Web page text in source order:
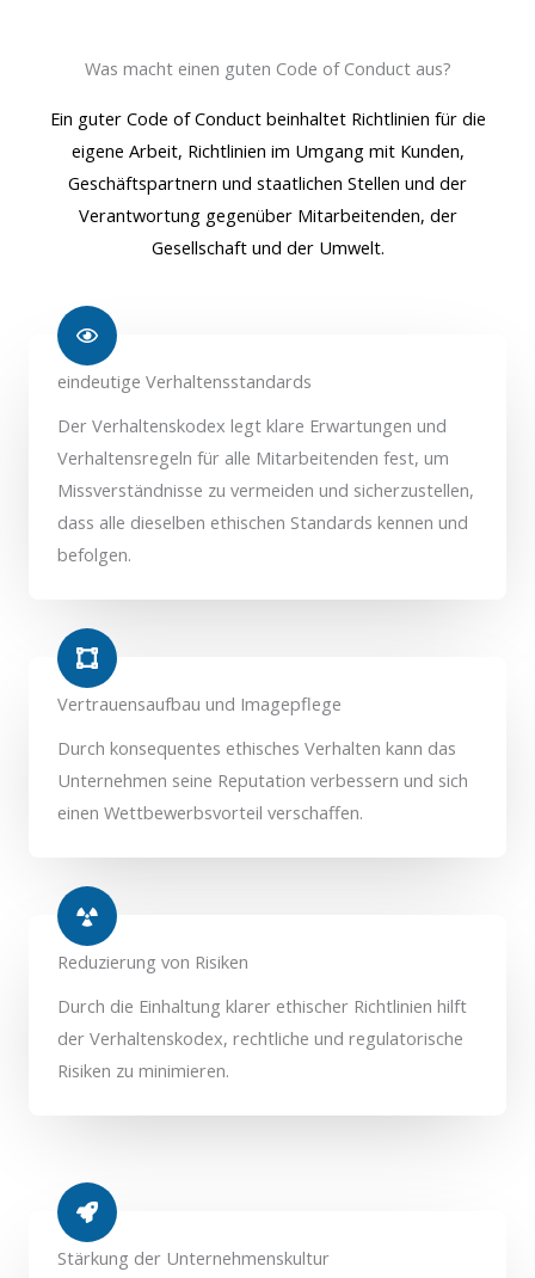
Was macht einen guten Code of Conduct aus?
Ein guter Code of Conduct beinhaltet Richtlinien für die
eigene Arbeit, Richtlinien im Umgang mit Kunden,
Geschäftspartnern und staatlichen Stellen und der
Verantwortung gegenüber Mitarbeitenden, der
Gesellschaft und der Umwelt.
eindeutige Verhaltensstandards
Der Verhaltenskodex legt klare Erwartungen und
Verhaltensregeln für alle Mitarbeitenden fest, um
Missverständnisse zu vermeiden und sicherzustellen,
dass alle dieselben ethischen Standards kennen und
befolgen.
Vertrauensaufbau und Imagepflege
Durch konsequentes ethisches Verhalten kann das
Unternehmen seine Reputation verbessern und sich
einen Wettbewerbsvorteil verschaffen.
Reduzierung von Risiken
Durch die Einhaltung klarer ethischer Richtlinien hilft
der Verhaltenskodex, rechtliche und regulatorische
Risiken zu minimieren.
Stärkung der Unternehmenskultur